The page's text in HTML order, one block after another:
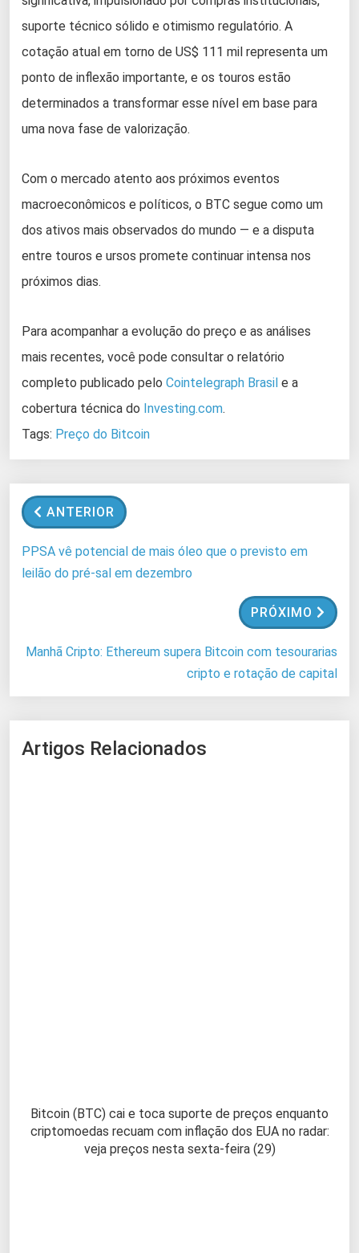
suporte técnico sólido e otimismo regulatório. A
cotação atual em torno de US$ 111 mil representa um
ponto de inflexão importante, e os touros estão
determinados a transformar esse nível em base para
uma nova fase de valorização.
Com o mercado atento aos próximos eventos
macroeconômicos e políticos, o BTC segue como um
dos ativos mais observados do mundo — e a disputa
entre touros e ursos promete continuar intensa nos
próximos dias.
Para acompanhar a evolução do preço e as análises
mais recentes, você pode consultar o relatório
completo publicado pelo Cointelegraph Brasil e a
cobertura técnica do Investing.com.
Tags: Preço do Bitcoin
ANTERIOR
PPSA vê potencial de mais óleo que o previsto em
leilão do pré-sal em dezembro
PRÓXIMO
Manhã Cripto: Ethereum supera Bitcoin com tesourarias
cripto e rotação de capital
Artigos Relacionados
Bitcoin (BTC) cai e toca suporte de preços enquanto
criptomoedas recuam com inflação dos EUA no radar:
veja preços nesta sexta-feira (29)